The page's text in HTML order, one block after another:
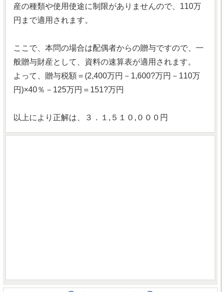
産の種類や使用使途に制限がありませんので、110万
円まで適用されます。
ここで、本問の場合は配偶者からの贈与ですので、一
般贈与財産として、資料の速算表が適用されます。
よって、贈与税額＝(2,400万円－1,600?万円－110万
円)×40％－125万円＝151?万円
以上により正解は、３．１,５１０,０００円